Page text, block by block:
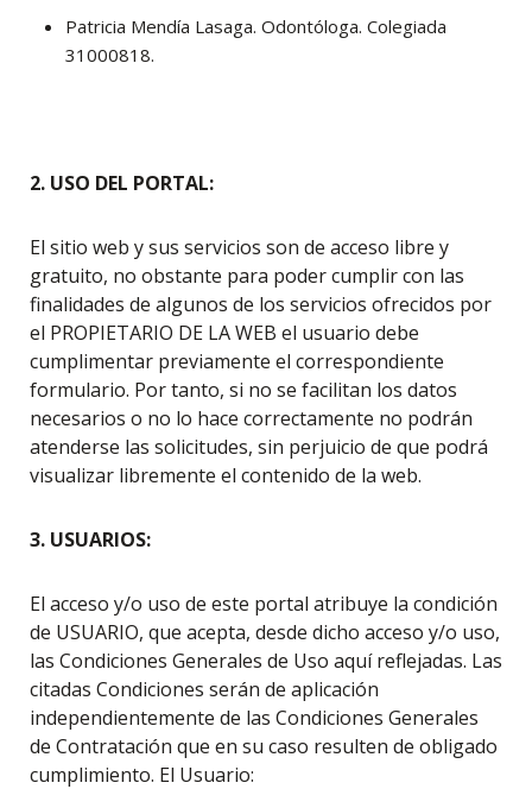
Patricia Mendía Lasaga. Odontóloga. Colegiada
31000818.
2. USO DEL PORTAL:
El sitio web y sus servicios son de acceso libre y
gratuito, no obstante para poder cumplir con las
finalidades de algunos de los servicios ofrecidos por
el PROPIETARIO DE LA WEB el usuario debe
cumplimentar previamente el correspondiente
formulario. Por tanto, si no se facilitan los datos
necesarios o no lo hace correctamente no podrán
atenderse las solicitudes, sin perjuicio de que podrá
visualizar libremente el contenido de la web.
3. USUARIOS:
El acceso y/o uso de este portal atribuye la condición
de USUARIO, que acepta, desde dicho acceso y/o uso,
las Condiciones Generales de Uso aquí reflejadas. Las
citadas Condiciones serán de aplicación
independientemente de las Condiciones Generales
de Contratación que en su caso resulten de obligado
cumplimiento. El Usuario: